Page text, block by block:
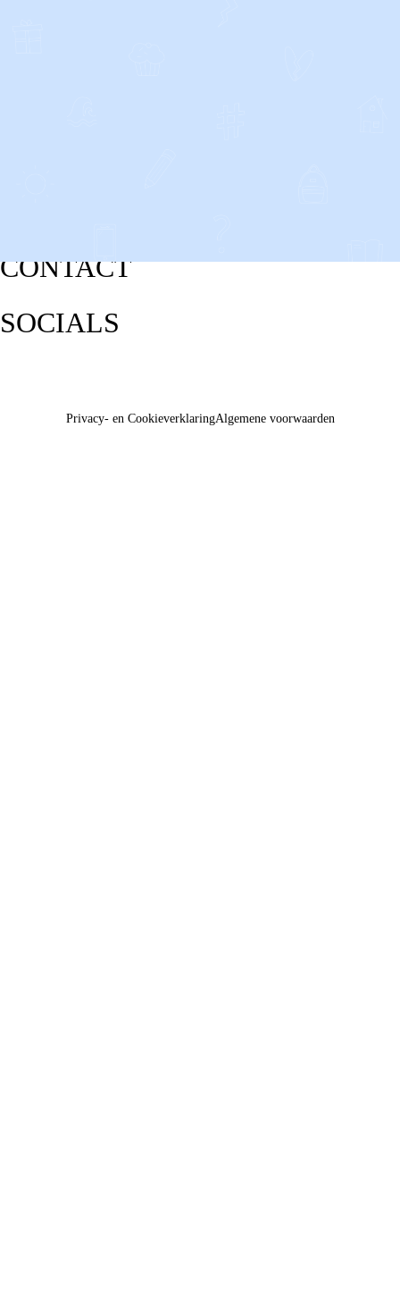
CONTACT
SOCIALS
Privacy- en CookieverklaringAlgemene voorwaarden